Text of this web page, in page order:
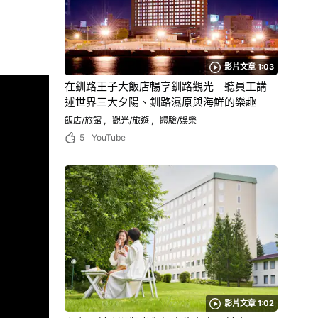
影片文章 1:03
在釧路王子大飯店暢享釧路觀光｜聽員工講
述世界三大夕陽、釧路濕原與海鮮的樂趣
飯店/旅館 觀光/旅遊
體驗/娛樂
5
YouTube
影片文章 1:02